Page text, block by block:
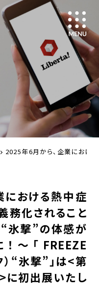
2025年6月から、企業におけ
における熱中症
務化されること
“氷撃”の体感が
～「FREEZE
）“氷撃”」は<第
に初出展いたし